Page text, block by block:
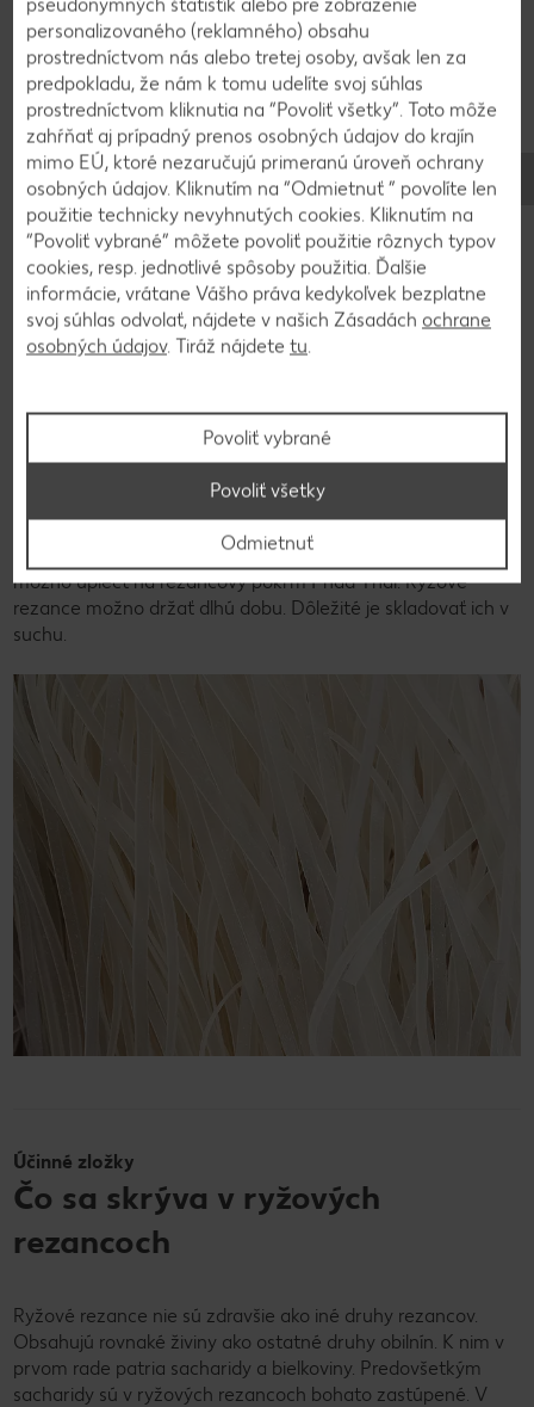
3,49 2,98
Výrobky sú v ponuke do vypredania zásob. Predaj len v obvyklom
množstve. Zobrazenia sú len ilustračné. Za chyby neručíme.
Používanie a skladovanie
Na čo sa môžu ryžové rezance
použiť a ako sa majú skladovať?
závisí od typickej kuchyne danej krajiny. V Číne sú ryžové
rezance veľmi obľúbené predovšetkým na juhu. V japonskej
kuchyni sa ryžové rezance tiež nazývajú
. Mihun Goreng je variantom známeho Nasi
Goreng alebo Bami Goreng. Thajčania používajú ryžové
rezance ako prísadu do rezancových polievok. Takisto ich
možno upiecť na rezancový pokrm Phad Thai. Ryžové
rezance možno držať dlhú dobu. Dôležité je skladovať ich v
suchu.
Účinné zložky
Čo sa skrýva v ryžových
rezancoch
Ryžové rezance nie sú zdravšie ako iné druhy rezancov.
Obsahujú rovnaké živiny ako ostatné druhy obilnín. K nim v
prvom rade patria sacharidy a bielkoviny. Predovšetkým
sacharidy sú v ryžových rezancoch bohato zastúpené. V
pseudonymných štatistík alebo pre zobrazenie
personalizovaného (reklamného) obsahu
prostredníctvom nás alebo tretej osoby, avšak len za
predpokladu, že nám k tomu udelíte svoj súhlas
prostredníctvom kliknutia na “Povoliť všetky”. Toto môže
zahŕňať aj prípadný prenos osobných údajov do krajín
mimo EÚ, ktoré nezaručujú primeranú úroveň ochrany
osobných údajov. Kliknutím na “Odmietnuť ” povolíte len
použitie technicky nevyhnutých cookies. Kliknutím na
“Povoliť vybrané” môžete povoliť použitie rôznych typov
cookies, resp. jednotlivé spôsoby použitia. Ďalšie
informácie, vrátane Vášho práva kedykoľvek bezplatne
svoj súhlas odvolať, nájdete v našich Zásadách ochrane
osobných údajov. Tiráž nájdete tu.
Povoliť vybrané
Odmietnuť
Povoliť všetky